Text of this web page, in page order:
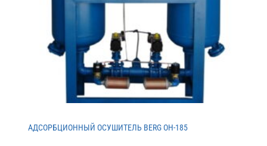
АДСОРБЦИОННЫЙ ОСУШИТЕЛЬ BERG ОH-185